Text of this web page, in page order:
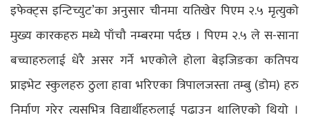
इफेक्ट्स इन्टिच्युट’का अनुसार चीनमा यतिखेर पिएम २.५ मृत्युको
मुख्य कारकहरु मध्ये पाँचौ नम्बरमा पर्दछ । पिएम २.५ ले स-साना
बच्चाहरुलाई धेरै असर गर्ने भएकोले होला बेइजिङका कतिपय
प्राइभेट स्कुलहरु ठुला हावा भरिएका त्रिपालजस्ता तम्बु (डोम) हरु
निर्माण गरेर त्यसभित्र विद्यार्थीहरुलाई पढाउन थालिएको थियो ।